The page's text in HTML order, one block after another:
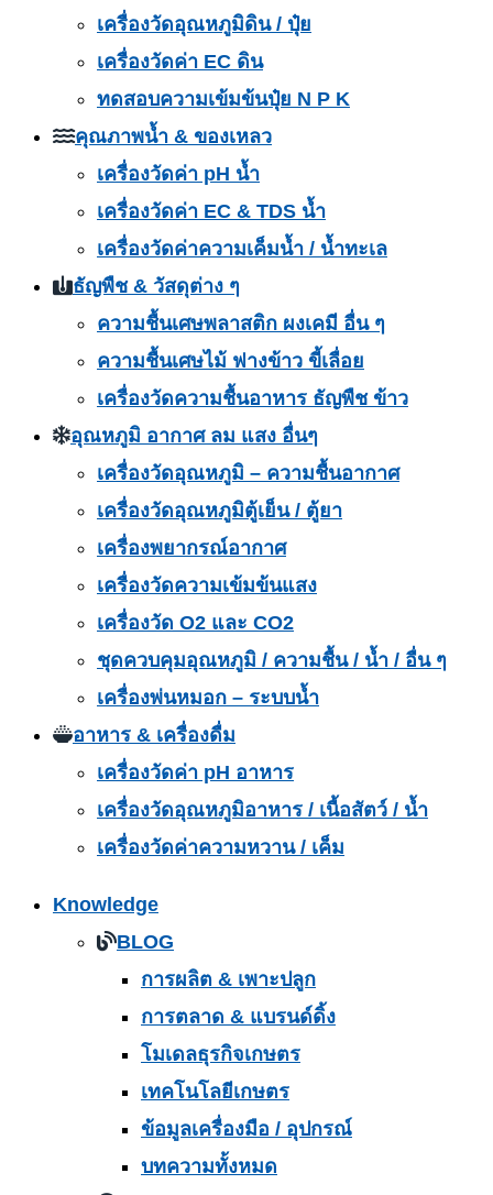
เครื่องวัดอุณหภูมิดิน / ปุ๋ย
เครื่องวัดค่า EC ดิน
ทดสอบความเข้มข้นปุ๋ย N P K
คุณภาพน้ำ & ของเหลว
เครื่องวัดค่า pH น้ำ
เครื่องวัดค่า EC & TDS น้ำ
เครื่องวัดค่าความเค็มน้ำ / น้ำทะเล
ธัญพืช & วัสดุต่าง ๆ
ความชื้นเศษพลาสติก ผงเคมี อื่น ๆ
ความชื้นเศษไม้ ฟางข้าว ขี้เลื่อย
เครื่องวัดความชื้นอาหาร ธัญพืช ข้าว
อุณหภูมิ อากาศ ลม แสง อื่นๆ
เครื่องวัดอุณหภูมิ – ความชื้นอากาศ
เครื่องวัดอุณหภูมิตู้เย็น / ตู้ยา
เครื่องพยากรณ์อากาศ
เครื่องวัดความเข้มข้นแสง
เครื่องวัด O2 และ CO2
ชุดควบคุมอุณหภูมิ / ความชื้น / น้ำ / อื่น ๆ
เครื่องพ่นหมอก – ระบบน้ำ
อาหาร & เครื่องดื่ม
เครื่องวัดค่า pH อาหาร
เครื่องวัดอุณหภูมิอาหาร / เนื้อสัตว์ / น้ำ
เครื่องวัดค่าความหวาน / เค็ม
Knowledge
BLOG
การผลิต & เพาะปลูก
การตลาด & แบรนด์ดิ้ง
โมเดลธุรกิจเกษตร
เทคโนโลยีเกษตร
ข้อมูลเครื่องมือ / อุปกรณ์
บทความทั้งหมด